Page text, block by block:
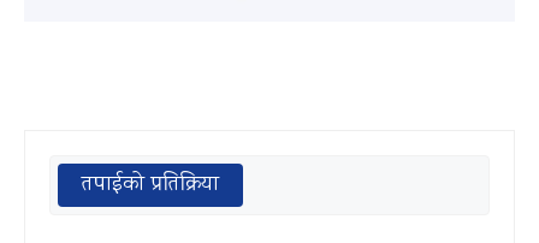
तपाईको प्रतिक्रिया